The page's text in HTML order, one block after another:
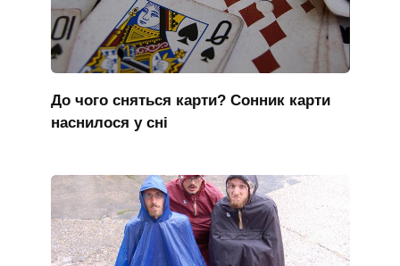
До чого сняться карти? Сонник карти
наснилося у сні